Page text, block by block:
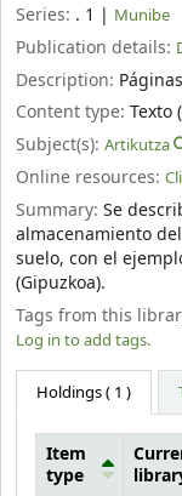
Series: . 1 | Munibe
Publication details:
Description:
Content type: Texto
Subject(s): Artikutza
Online resources:
Summary: Se
almacenamiento
suelo, con el
(Gipuzkoa).
Tags from this
Log in to add tags.
Holdings( 1 )
Item
type